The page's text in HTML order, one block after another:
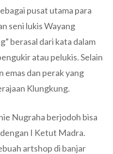
pusat utama para
seni lukis Wayang
berasal dari kata dalam
atau pelukis. Selain
emas dan perak yang
Klungkung.
Nugraha berjodoh bisa
I Ketut Madra.
artshop di banjar